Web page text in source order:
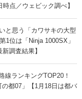
点／ウェビック調べ】
と思う「カワサキの大型
位は「Ninja 1000SX」
調査結果】
線ランキングTOP20！
都07」【1月18日は都バ